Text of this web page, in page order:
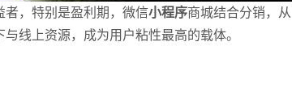
者，特别是盈利期，微信小程序商城结合分销，从
线上资源，成为用户粘性最高的载体。